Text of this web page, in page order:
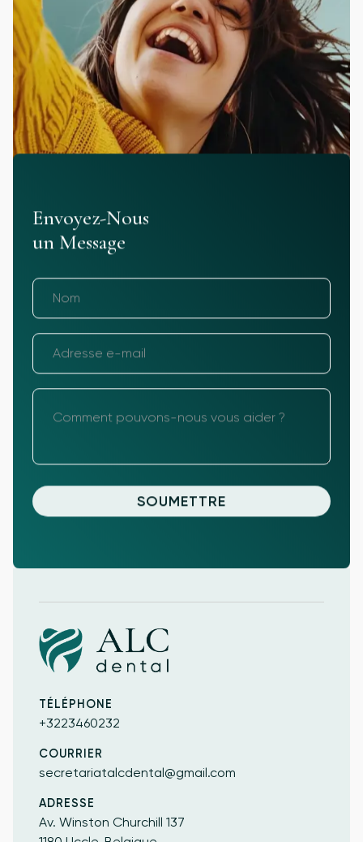
Envoyez-Nous
un Message
TÉLÉPHONE
+3223460232
COURRIER
secretariatalcdental@gmail.com
ADRESSE
Av. Winston Churchill 137